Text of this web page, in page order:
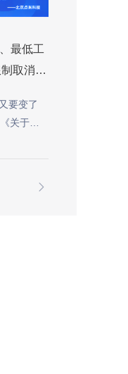
最低工
制取消…
要变了
关于调